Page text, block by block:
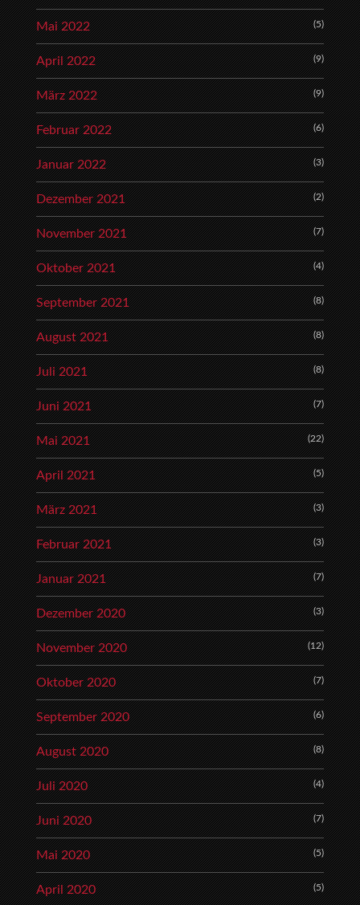
Mai 2022 (5)
April 2022 (9)
März 2022 (9)
Februar 2022 (6)
Januar 2022 (3)
Dezember 2021 (2)
November 2021 (7)
Oktober 2021 (4)
September 2021 (8)
August 2021 (8)
Juli 2021 (8)
Juni 2021 (7)
Mai 2021 (22)
April 2021 (5)
März 2021 (3)
Februar 2021 (3)
Januar 2021 (7)
Dezember 2020 (3)
November 2020 (12)
Oktober 2020 (7)
September 2020 (6)
August 2020 (8)
Juli 2020 (4)
Juni 2020 (7)
Mai 2020 (5)
April 2020 (5)